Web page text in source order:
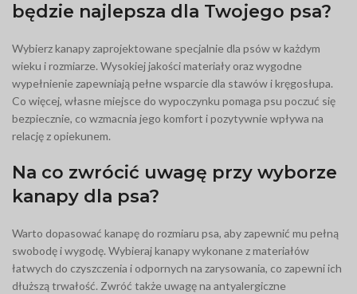
będzie najlepsza dla Twojego psa?
Wybierz kanapy zaprojektowane specjalnie dla psów w każdym
wieku i rozmiarze. Wysokiej jakości materiały oraz wygodne
wypełnienie zapewniają pełne wsparcie dla stawów i kręgosłupa.
Co więcej, własne miejsce do wypoczynku pomaga psu poczuć się
bezpiecznie, co wzmacnia jego komfort i pozytywnie wpływa na
relację z opiekunem.
Na co zwrócić uwagę przy wyborze
kanapy dla psa?
Warto dopasować kanapę do rozmiaru psa, aby zapewnić mu pełną
swobodę i wygodę. Wybieraj kanapy wykonane z materiałów
łatwych do czyszczenia i odpornych na zarysowania, co zapewni ich
dłuższą trwałość. Zwróć także uwagę na antyalergiczne